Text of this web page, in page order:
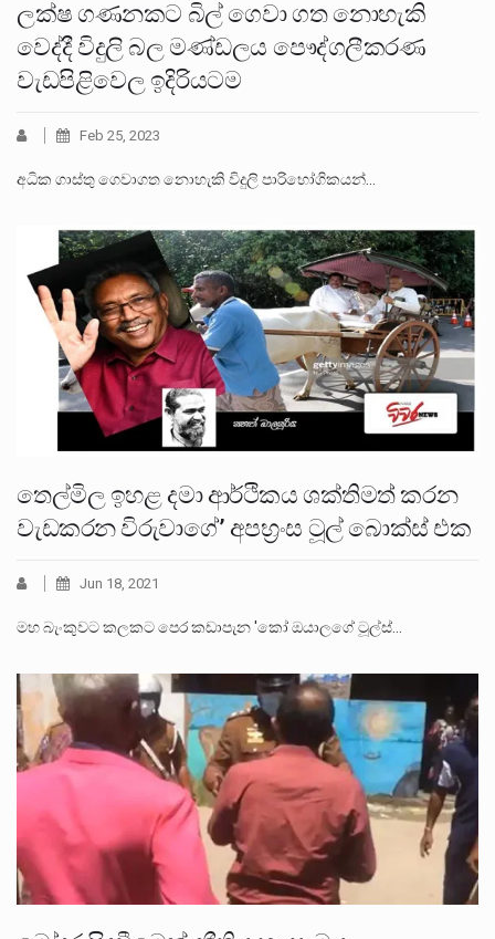
ලක්ෂ ගණනකට බිල් ගෙවා ගත නොහැකි
වෙද්දී විදුලි බල මණ්ඩලය පෞද්ගලීකරණ
වැඩපිළිවෙල ඉදිරියටම
Feb 25, 2023
අධික ගාස්තු ගෙවාගත නොහැකි විදුලි පාරිභෝගිකයන්…
තෙල්මිල ඉහළ දමා ආර්ථිකය ශක්තිමත් කරන
වැඩකරන විරුවාගේ’ අපභ්‍රංස ටූල් බොක්ස් එක
Jun 18, 2021
මහ බැංකුවට කලකට පෙර කඩාපැන 'කෝ ඔයාලගේ ටූල්ස්…